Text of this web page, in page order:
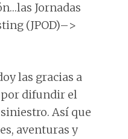
Jornadas
(JPOD)–>
las gracias a
por difundir el
Así que
aventuras y